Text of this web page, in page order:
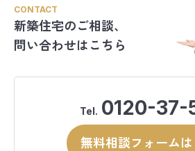
CONTACT
新築住宅のご相談、
問い合わせはこちら
Tel. 0120-37-
無料相談フォームは